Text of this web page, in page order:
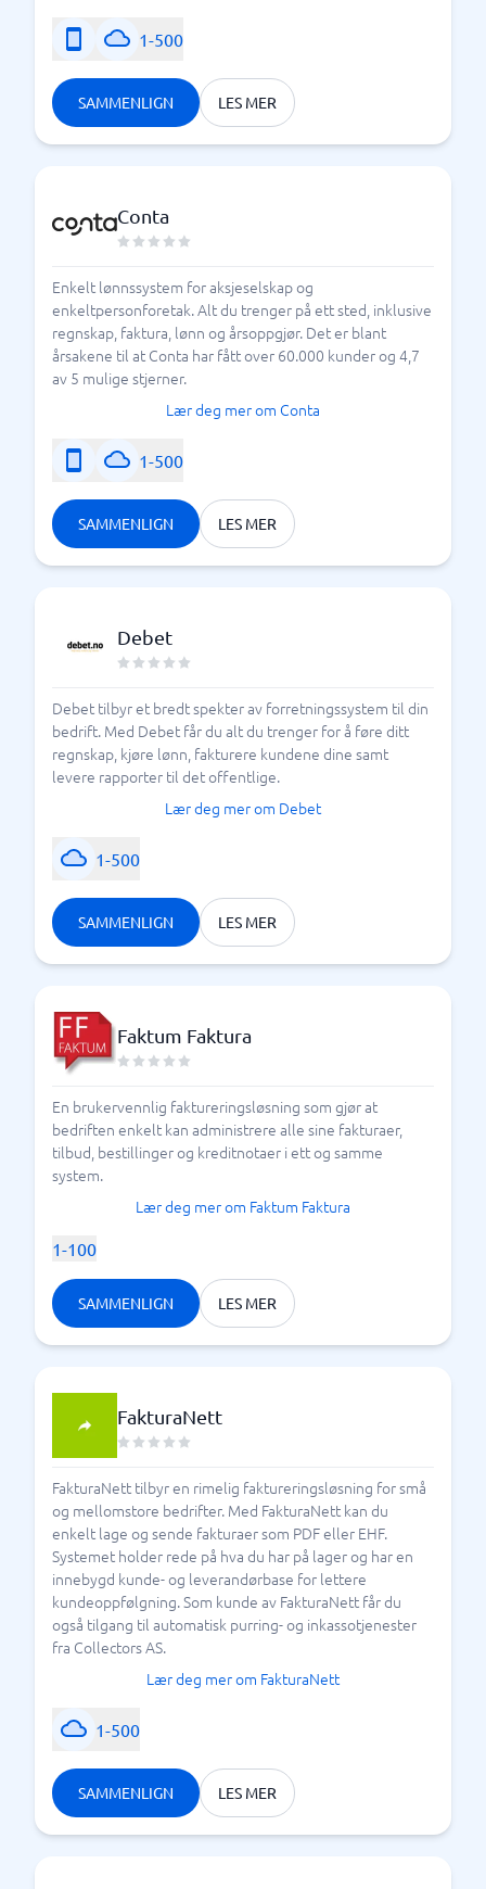
1-500
SAMMENLIGN LES MER
Conta
Enkelt lønnssystem for aksjeselskap og
enkeltpersonforetak. Alt du trenger på ett sted, inklusive
regnskap, faktura, lønn og årsoppgjør. Det er blant
årsakene til at Conta har fått over 60.000 kunder og 4,7
av 5 mulige stjerner.
Lær deg mer om Conta
1-500
SAMMENLIGN LES MER
Debet
Debet tilbyr et bredt spekter av forretningssystem til din
bedrift. Med Debet får du alt du trenger for å føre ditt
regnskap, kjøre lønn, fakturere kundene dine samt
levere rapporter til det offentlige.
Lær deg mer om Debet
1-500
SAMMENLIGN LES MER
Faktum Faktura
En brukervennlig faktureringsløsning som gjør at
bedriften enkelt kan administrere alle sine fakturaer,
tilbud, bestillinger og kreditnotaer i ett og samme
system.
Lær deg mer om Faktum Faktura
1-100
SAMMENLIGN LES MER
FakturaNett
FakturaNett tilbyr en rimelig faktureringsløsning for små
og mellomstore bedrifter. Med FakturaNett kan du
enkelt lage og sende fakturaer som PDF eller EHF.
Systemet holder rede på hva du har på lager og har en
innebygd kunde- og leverandørbase for lettere
kundeoppfølgning. Som kunde av FakturaNett får du
også tilgang til automatisk purring- og inkassotjenester
fra Collectors AS.
Lær deg mer om FakturaNett
1-500
SAMMENLIGN LES MER